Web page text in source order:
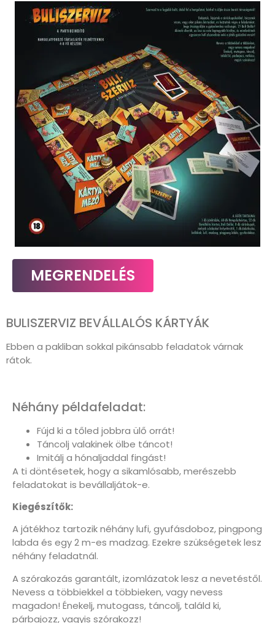
MEGRENDELÉS
BULISZERVIZ BEVÁLLALÓS KÁRTYÁK
Ebben a pakliban sokkal pikánsabb feladatok várnak
rátok.
Néhány példafeladat:
Fújd ki a tőled jobbra ülő orrát!
Táncolj valakinek ölbe táncot!
Imitálj a hónaljaddal fingást!
A ti döntésetek, hogy a sikamlósabb, merészebb
feladatokat is bevállaljátok-e.
Kiegészítők:
A játékhoz tartozik néhány lufi, gyufásdoboz, pingpong
labda és egy 2 m-es madzag. Ezekre szükségetek lesz
néhány feladatnál.
A szórakozás garantált, izomlázatok lesz a nevetéstől.
Nevess a többiekkel a többieken, vagy nevess
magadon! Énekelj, mutogass, táncolj, találd ki,
párbajozz, vagyis szórakozz!